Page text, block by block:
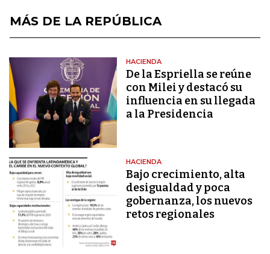
MÁS DE LA REPÚBLICA
HACIENDA
De la Espriella se reúne
con Milei y destacó su
influencia en su llegada
a la Presidencia
HACIENDA
Bajo crecimiento, alta
desigualdad y poca
gobernanza, los nuevos
retos regionales